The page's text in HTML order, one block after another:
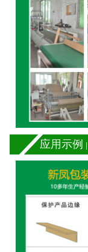
应用示例